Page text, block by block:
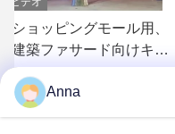
ステンレス鋼モダン
アートツリー彫刻
明 グローイングキャ
ー付きお問い合わせ
Anna